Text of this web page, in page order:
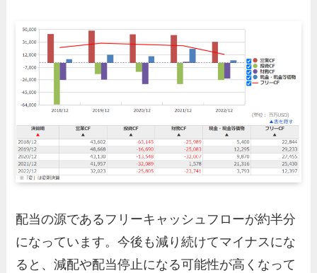
配当の源であるフリーキャッシュフローが約半分
になっています。今後も減り続けてマイナスにな
ると、減配や配当停止になる可能性が高くなって